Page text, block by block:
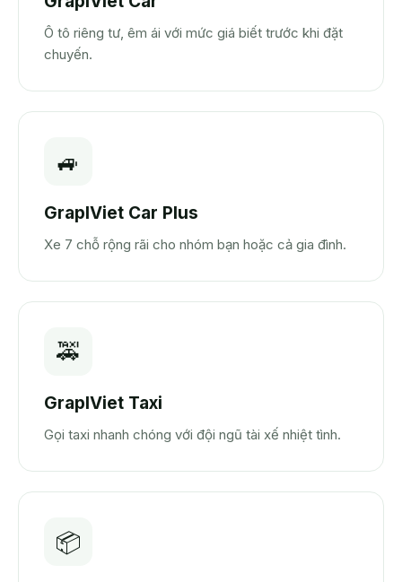
Ô tô riêng tư, êm ái với mức giá biết trước khi đặt
chuyến.
🚙
GrapIViet Car Plus
Xe 7 chỗ rộng rãi cho nhóm bạn hoặc cả gia đình.
🚕
GrapIViet Taxi
Gọi taxi nhanh chóng với đội ngũ tài xế nhiệt tình.
📦